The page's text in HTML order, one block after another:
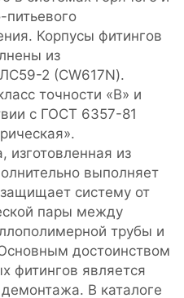
питьевого
Корпусы фитингов
из
2 (CW617N).
точности «В» и
с ГОСТ 6357-81
из
выполняет
систему от
пары между
трубы и
достоинством
фитингов является
В каталоге